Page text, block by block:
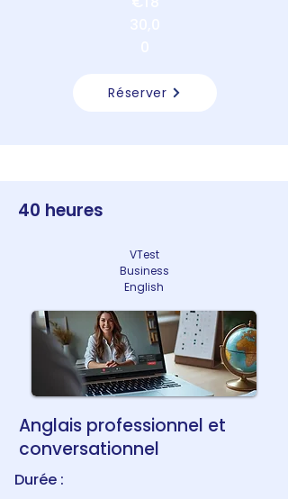
Réserver
40 heures
VTest
Business
English
Anglais professionnel et
conversationnel
Durée :